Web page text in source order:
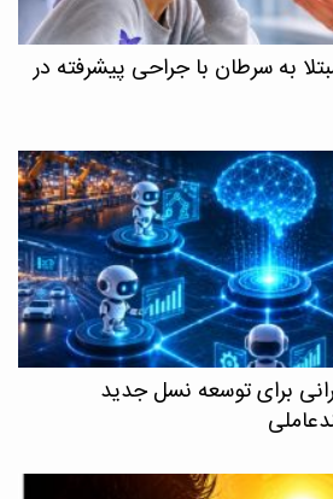
به سرطان با جراحی پیشرفته در
برای توسعه نسل جدید